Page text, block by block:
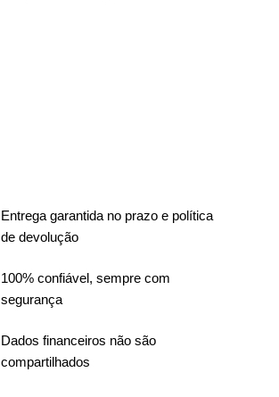
Entrega garantida no prazo e política
de devolução
100% confiável, sempre com
segurança
Dados financeiros não são
compartilhados